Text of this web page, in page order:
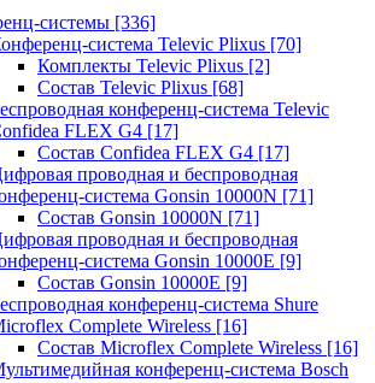
системы [336]
система Televic Plixus [70]
Комплекты Televic Plixus [2]
Состав Televic Plixus [68]
конференц-система Televic
FLEX G4 [17]
Состав Confidea FLEX G4 [17]
проводная и беспроводная
система Gonsin 10000N [71]
Состав Gonsin 10000N [71]
проводная и беспроводная
система Gonsin 10000E [9]
Состав Gonsin 10000E [9]
конференц-система Shure
Complete Wireless [16]
Состав Microflex Complete Wireless [16]
конференц-система Bosch